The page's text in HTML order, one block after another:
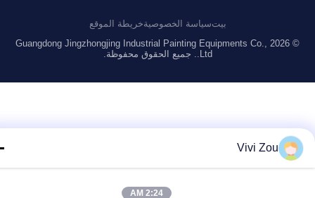
سياسة الخصوصيةخريطة الموقع
© 2026 Guangdong Jingzhongjing Industrial Painting Equipments Co.,
Vivi Zou
2:24 AM